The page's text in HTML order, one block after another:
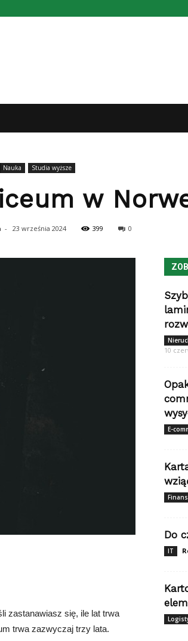
Nauka Studia wyższe
w
- 23 września 2024 399 0
zastanawiasz się, ile lat trwa
trwa zazwyczaj trzy lata.
10
E-
Do
IT